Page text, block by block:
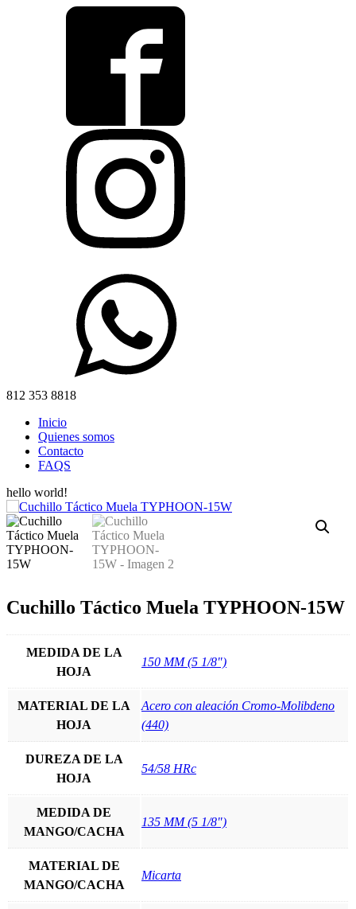
812 353 8818
Inicio
Quienes somos
Contacto
FAQS
hello world!
Cuchillo Táctico Muela TYPHOON-15W
MEDIDA DE LA
HOJA
150 MM (5 1/8")
MATERIAL DE LA
HOJA
Acero con aleación Cromo-Molibdeno
(440)
DUREZA DE LA
HOJA
54/58 HRc
MEDIDA DE
MANGO/CACHA
135 MM (5 1/8")
MATERIAL DE
MANGO/CACHA
Micarta